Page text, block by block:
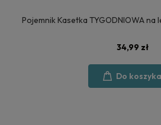
34,99 zł
Do koszyka